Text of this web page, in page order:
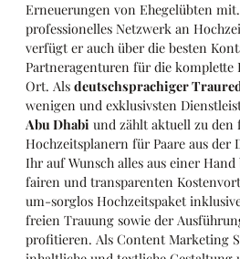
Erneuerungen von Ehegelübten
professionelles Netzwerk an
verfügt er auch über die besten
Partneragenturen für die komplette
Ort. Als deutschsprachiger
wenigen und exklusivsten
Abu Dhabi und zählt aktuell zu den
Hochzeitsplanern für Paare aus der
Ihr auf Wunsch alles aus einer
fairen und transparenten
um-sorglos Hochzeitspaket
freien Trauung sowie der
profitieren. Als Content Marketing